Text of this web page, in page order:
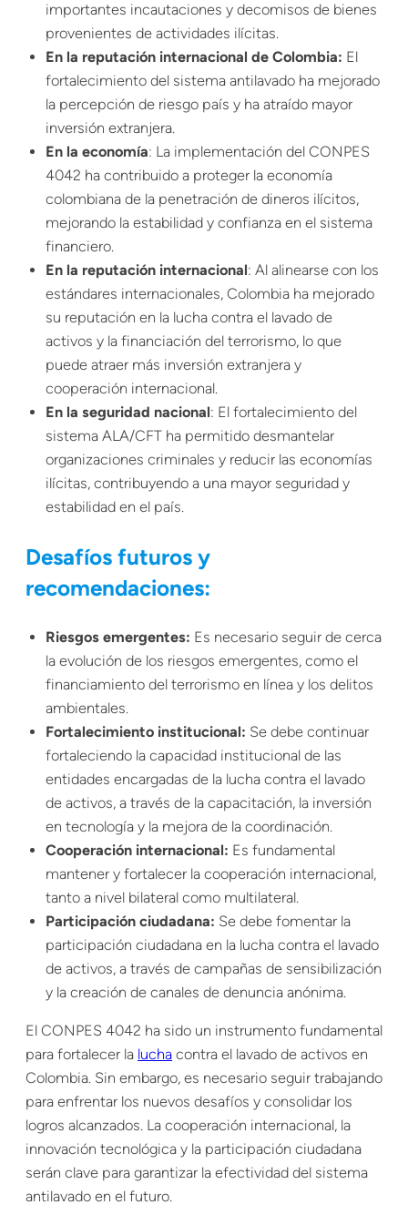
importantes incautaciones y decomisos de bienes
provenientes de actividades ilícitas.
En la reputación internacional de Colombia: El
fortalecimiento del sistema antilavado ha mejorado
la percepción de riesgo país y ha atraído mayor
inversión extranjera.
En la economía: La implementación del CONPES
4042 ha contribuido a proteger la economía
colombiana de la penetración de dineros ilícitos,
mejorando la estabilidad y confianza en el sistema
financiero.
En la reputación internacional: Al alinearse con los
estándares internacionales, Colombia ha mejorado
su reputación en la lucha contra el lavado de
activos y la financiación del terrorismo, lo que
puede atraer más inversión extranjera y
cooperación internacional.
En la seguridad nacional: El fortalecimiento del
sistema ALA/CFT ha permitido desmantelar
organizaciones criminales y reducir las economías
ilícitas, contribuyendo a una mayor seguridad y
estabilidad en el país.
Desafíos futuros y
recomendaciones:
Riesgos emergentes: Es necesario seguir de cerca
la evolución de los riesgos emergentes, como el
financiamiento del terrorismo en línea y los delitos
ambientales.
Fortalecimiento institucional: Se debe continuar
fortaleciendo la capacidad institucional de las
entidades encargadas de la lucha contra el lavado
de activos, a través de la capacitación, la inversión
en tecnología y la mejora de la coordinación.
Cooperación internacional: Es fundamental
mantener y fortalecer la cooperación internacional,
tanto a nivel bilateral como multilateral.
Participación ciudadana: Se debe fomentar la
participación ciudadana en la lucha contra el lavado
de activos, a través de campañas de sensibilización
y la creación de canales de denuncia anónima.
El CONPES 4042 ha sido un instrumento fundamental
para fortalecer la lucha contra el lavado de activos en
Colombia. Sin embargo, es necesario seguir trabajando
para enfrentar los nuevos desafíos y consolidar los
logros alcanzados. La cooperación internacional, la
innovación tecnológica y la participación ciudadana
serán clave para garantizar la efectividad del sistema
antilavado en el futuro.